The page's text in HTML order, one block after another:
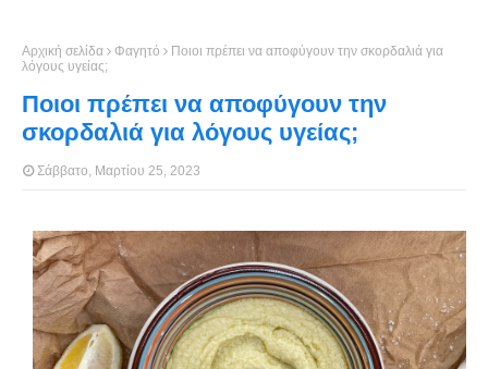
Αρχική σελίδα Φαγητό
Ποιοι πρέπει να αποφύγουν την σκορδαλιά για
λόγους υγείας;
Ποιοι πρέπει να αποφύγουν την
σκορδαλιά για λόγους υγείας;
Σάββατο, Μαρτίου 25, 2023